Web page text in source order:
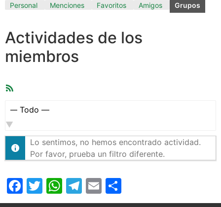
Personal Menciones Favoritos Amigos Grupos
Actividades de los
miembros
Mostrar:
Lo sentimos, no hemos encontrado actividad.
Por favor, prueba un filtro diferente.
Facebook
Twitter
WhatsApp
Telegram
Email